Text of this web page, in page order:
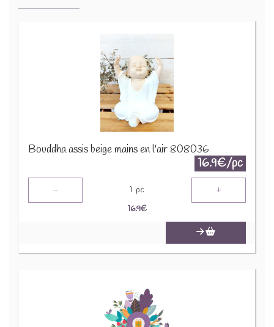
Bouddha assis beige mains en l'air 808036
16.9€/pc
- 1 pc +
16.9€